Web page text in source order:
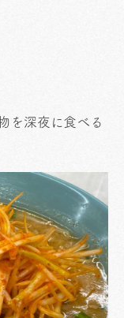
を深夜に食べる